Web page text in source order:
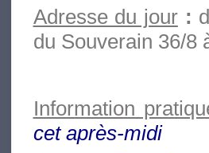
Adresse du jour:
du Souverain 36/8
Information
cet après-midi